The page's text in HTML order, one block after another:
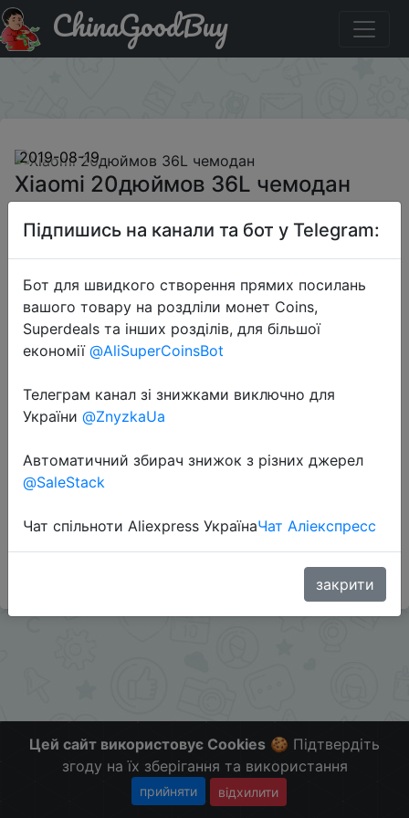
Промокод на знижку BG1477579 Xiaomi 20дюймов 36L
чемоданChinaGoodBuy
2019-08-19
Xiaomi 20дюймов 36L чемодан
$74.99
Промокод:"BG1477579"
Перейти до магазину
Додаткова інформація відсутня.
каналі:
ZnyzhkaUA
Цей сайт використовує Cookies 🍪 Підтвердіть
згоду на їх зберігання та використання
прийняти відхилити
Підпишись на канали та бот у Telegram:
Бот для швидкого створення прямих посилань
вашого товару на роздліли монет Coins,
Superdeals та інших розділів, для більшої
економії @AliSuperCoinsBot
Телеграм канал зі знижками виключно для
України @ZnyzkaUa
Автоматичний збирач знижок з різних джерел
@SaleStack
Чат спільноти Aliexpress УкраїнаЧат Аліекспресс
закрити